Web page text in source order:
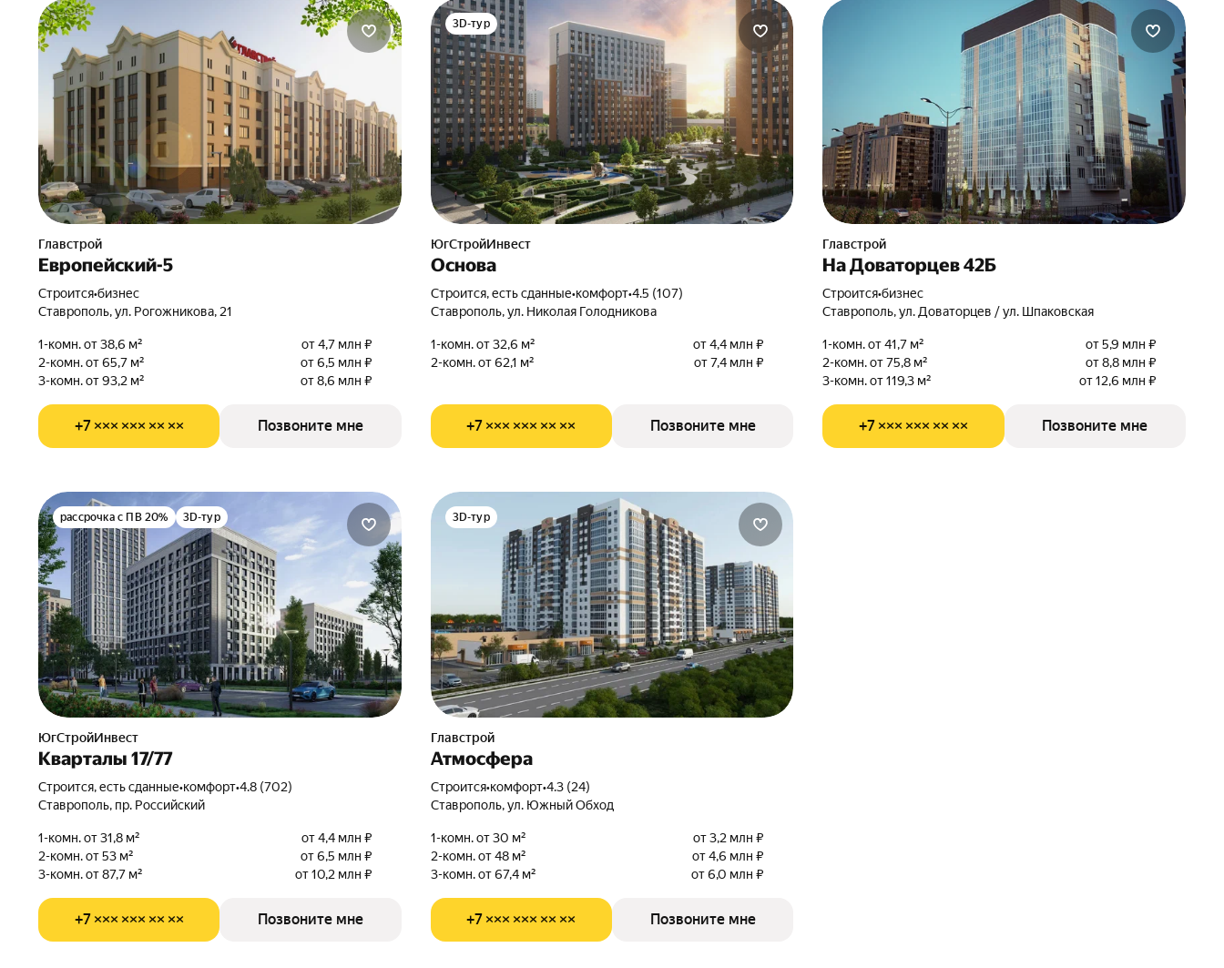
Главстрой
Европейский-5
Строится•бизнес
Ставрополь, ул. Рогожникова, 21
1-комн. от 38,6 м²
от 4,7 млн ₽
2-комн. от 65,7 м²
от 6,5 млн ₽
3-комн. от 93,2 м²
от 8,6 млн ₽
+7 ××× ××× ×× ×× Позвоните мне
3D-тур
ЮгСтройИнвест
Основа
Строится, есть сданные•комфорт•4.5 (107)
Ставрополь, ул. Николая Голодникова
1-комн. от 32,6 м²
от 4,4 млн ₽
2-комн. от 62,1 м²
от 7,4 млн ₽
+7 ××× ××× ×× ×× Позвоните мне
Главстрой
На Доваторцев 42Б
Строится•бизнес
Ставрополь, ул. Доваторцев / ул. Шпаковская
1-комн. от 41,7 м²
от 5,9 млн ₽
2-комн. от 75,8 м²
от 8,8 млн ₽
3-комн. от 119,3 м²
от 12,6 млн ₽
+7 ××× ××× ×× ×× Позвоните мне
рассрочка с ПВ 20% 3D-тур
ЮгСтройИнвест
Кварталы 17/77
Строится, есть сданные•комфорт•4.8 (702)
Ставрополь, пр. Российский
1-комн. от 31,8 м²
от 4,4 млн ₽
2-комн. от 53 м²
от 6,5 млн ₽
3-комн. от 87,7 м²
от 10,2 млн ₽
+7 ××× ××× ×× ×× Позвоните мне
3D-тур
Главстрой
Атмосфера
Строится•комфорт•4.3 (24)
Ставрополь, ул. Южный Обход
1-комн. от 30 м²
от 3,2 млн ₽
2-комн. от 48 м²
от 4,6 млн ₽
3-комн. от 67,4 м²
от 6,0 млн ₽
+7 ××× ××× ×× ×× Позвоните мне